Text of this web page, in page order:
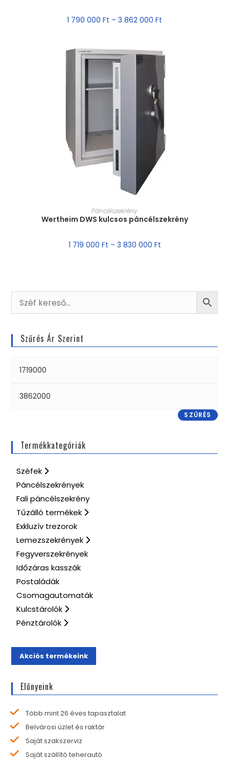
1 790 000 Ft – 3 862 000 Ft
MÉRET VÁLASZTÁSA
Páncélszekrény
Wertheim DWS kulcsos páncélszekrény
1 719 000 Ft – 3 830 000 Ft
Szűrés Ár Szerint
SZŰRÉS
Termékkategóriák
Széfek
Páncélszekrények
Fali páncélszekrény
Tűzálló termékek
Exkluzív trezorok
Lemezszekrények
Fegyverszekrények
Időzáras kasszák
Postaládák
Csomagautomaták
Kulcstárolók
Pénztárolók
Akciós termékeink
Előnyeink
Több mint 26 éves tapasztalat
Belvárosi üzlet és raktár
Saját szakszerviz
Saját szállító teherautó